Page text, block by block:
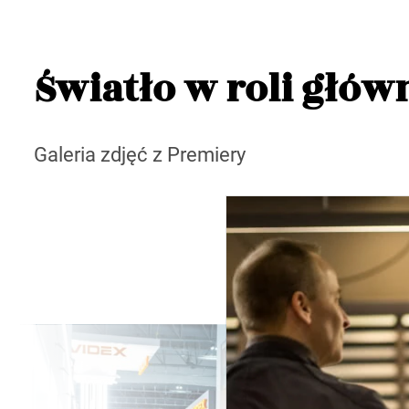
Światło w roli
Galeria zdjęć z Premiery